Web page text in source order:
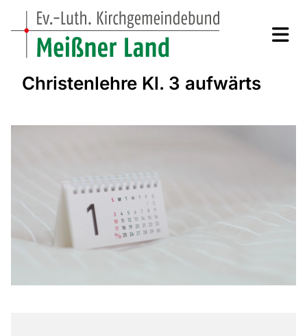
Christenlehre Kl. 3 aufwärts